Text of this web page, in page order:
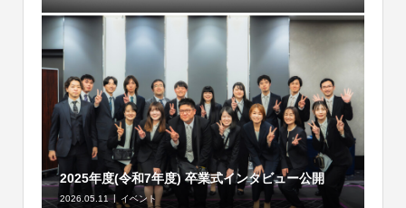
2025年度(令和7年度) 卒業式インタビュー公開
2026.05.11 イベント